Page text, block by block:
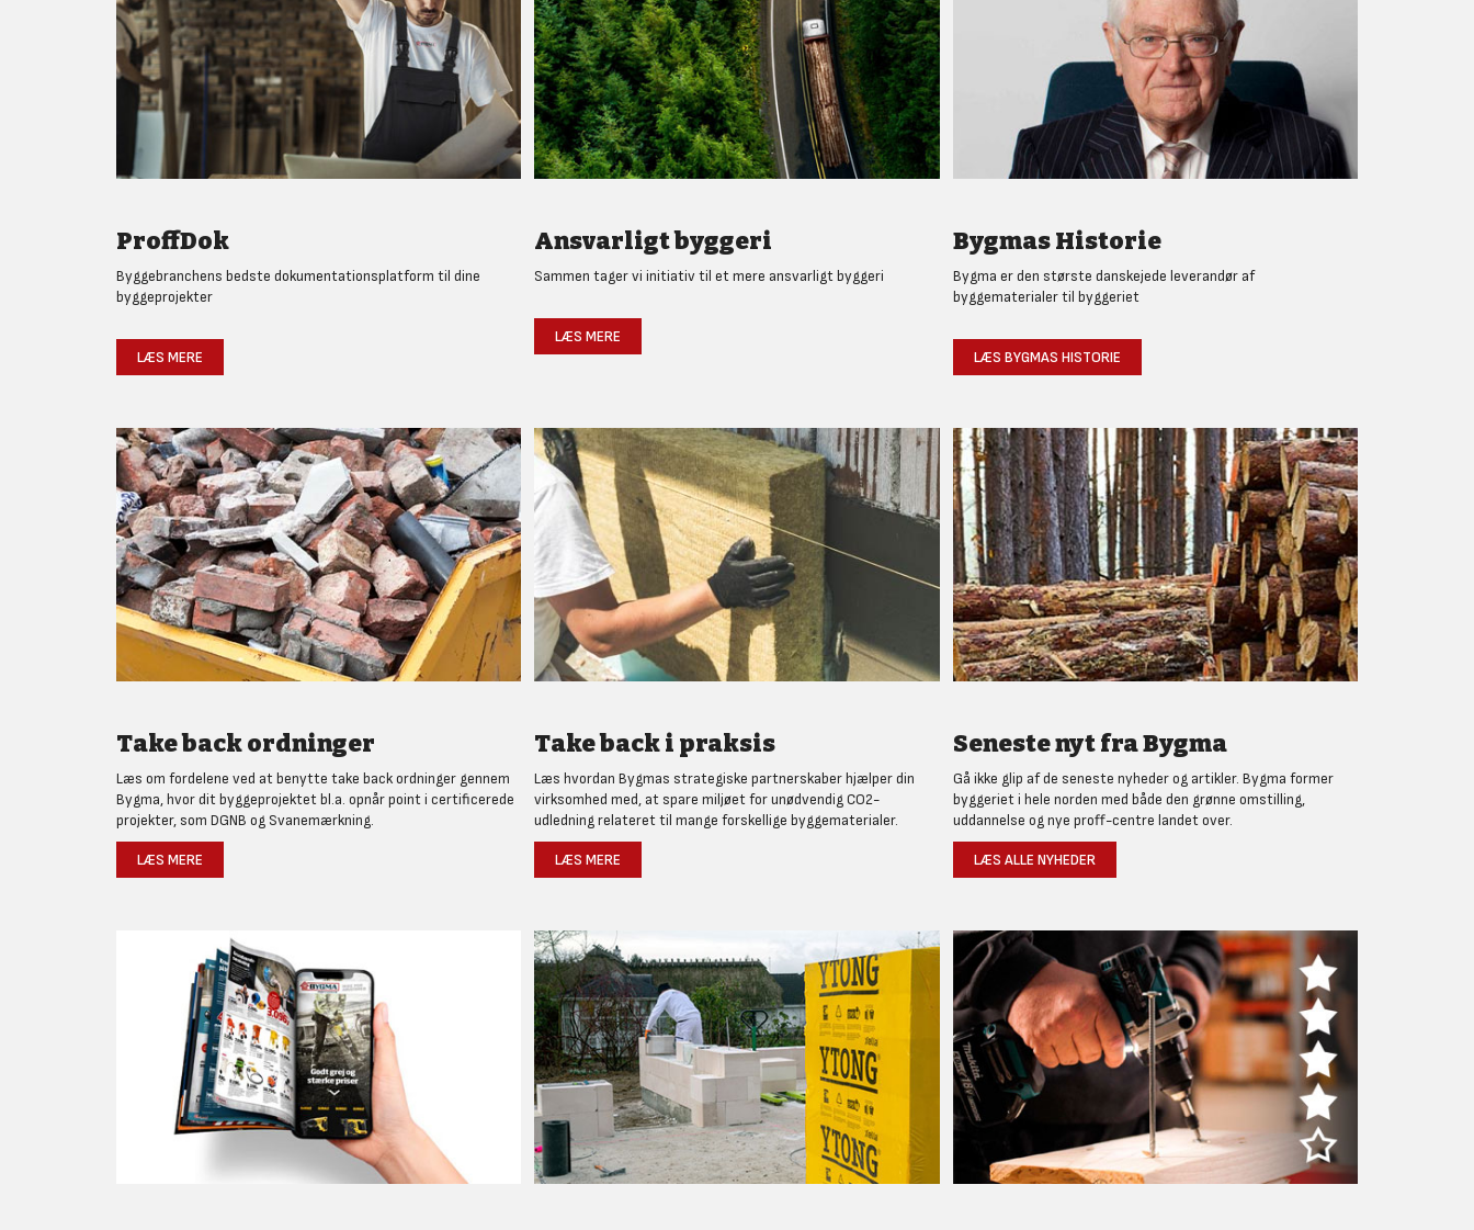
ProffDok
Byggebranchens bedste dokumentationsplatform til dine
byggeprojekter
LÆS MERE
Ansvarligt byggeri
Sammen tager vi initiativ til et mere ansvarligt byggeri
LÆS MERE
Bygmas Historie
Bygma er den største danskejede leverandør af
byggematerialer til byggeriet
LÆS BYGMAS HISTORIE
Take back ordninger
Læs om fordelene ved at benytte take back ordninger gennem
Bygma, hvor dit byggeprojektet bl.a. opnår point i certificerede
projekter, som DGNB og Svanemærkning.
LÆS MERE
Take back i praksis
Læs hvordan Bygmas strategiske partnerskaber hjælper din
virksomhed med, at spare miljøet for unødvendig CO2-
udledning relateret til mange forskellige byggematerialer.
LÆS MERE
Seneste nyt fra Bygma
Gå ikke glip af de seneste nyheder og artikler. Bygma former
byggeriet i hele norden med både den grønne omstilling,
uddannelse og nye proff-centre landet over.
LÆS ALLE NYHEDER